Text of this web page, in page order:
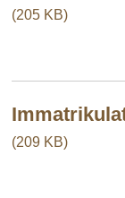
(205 KB)
(209 KB)